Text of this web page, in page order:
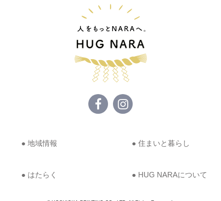
● 地域情報 ● 住まいと暮らし
● はたらく ● HUG NARAについて